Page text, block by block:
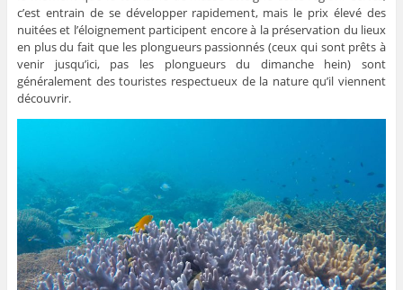
c’est entrain de se développer rapidement, mais le prix élevé des
nuitées et l’éloignement participent encore à la préservation du lieux
en plus du fait que les plongueurs passionnés (ceux qui sont prêts à
venir jusqu’ici, pas les plongueurs du dimanche hein) sont
généralement des touristes respectueux de la nature qu’il viennent
découvrir.